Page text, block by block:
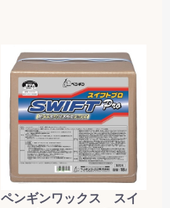
ペンギンワックス スイ